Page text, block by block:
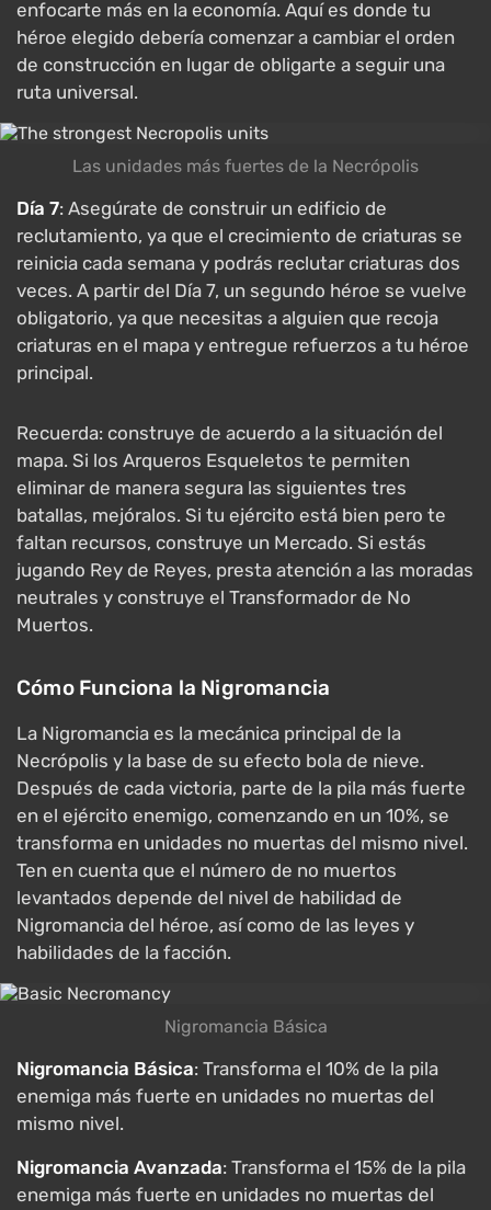
enfocarte más en la economía. Aquí es donde tu
héroe elegido debería comenzar a cambiar el orden
de construcción en lugar de obligarte a seguir una
ruta universal.
Las unidades más fuertes de la Necrópolis
Día 7: Asegúrate de construir un edificio de
reclutamiento, ya que el crecimiento de criaturas se
reinicia cada semana y podrás reclutar criaturas dos
veces. A partir del Día 7, un segundo héroe se vuelve
obligatorio, ya que necesitas a alguien que recoja
criaturas en el mapa y entregue refuerzos a tu héroe
principal.
Recuerda: construye de acuerdo a la situación del
mapa. Si los Arqueros Esqueletos te permiten
eliminar de manera segura las siguientes tres
batallas, mejóralos. Si tu ejército está bien pero te
faltan recursos, construye un Mercado. Si estás
jugando Rey de Reyes, presta atención a las moradas
neutrales y construye el Transformador de No
Muertos.
Cómo Funciona la Nigromancia
La Nigromancia es la mecánica principal de la
Necrópolis y la base de su efecto bola de nieve.
Después de cada victoria, parte de la pila más fuerte
en el ejército enemigo, comenzando en un 10%, se
transforma en unidades no muertas del mismo nivel.
Ten en cuenta que el número de no muertos
levantados depende del nivel de habilidad de
Nigromancia del héroe, así como de las leyes y
habilidades de la facción.
Nigromancia Básica
Nigromancia Básica: Transforma el 10% de la pila
enemiga más fuerte en unidades no muertas del
mismo nivel.
Nigromancia Avanzada: Transforma el 15% de la pila
enemiga más fuerte en unidades no muertas del